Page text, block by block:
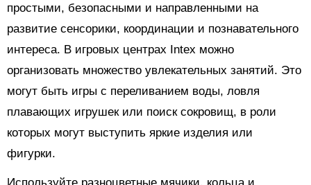
простыми, безопасными и направленными на
развитие сенсорики, координации и познавательного
интереса. В игровых центрах Intex можно
организовать множество увлекательных занятий. Это
могут быть игры с переливанием воды, ловля
плавающих игрушек или поиск сокровищ, в роли
которых могут выступить яркие изделия или
фигурки.